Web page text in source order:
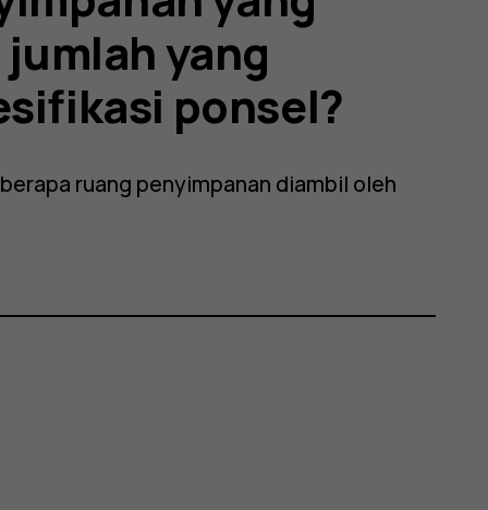
yang
ponsel?
ruang penyimpanan diambil oleh